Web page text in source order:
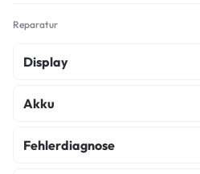
Reparatur
Display
Display Copy Reparatur
Akku
Akku Austausch
Fehlerdiagnose